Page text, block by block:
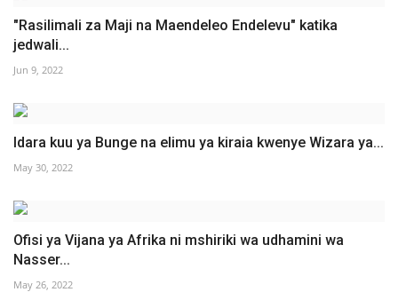
"Rasilimali za Maji na Maendeleo Endelevu" katika
jedwali...
Jun 9, 2022
Idara kuu ya Bunge na elimu ya kiraia kwenye Wizara ya...
May 30, 2022
Ofisi ya Vijana ya Afrika ni mshiriki wa udhamini wa
Nasser...
May 26, 2022